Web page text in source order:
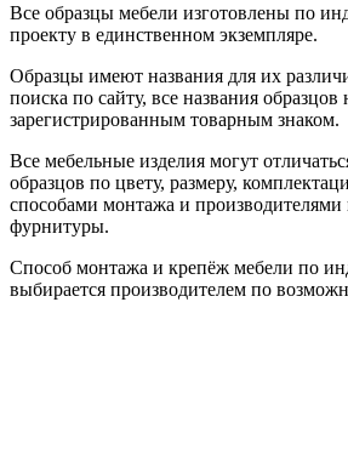
Все образцы мебели изготовлены по
проекту в единственном экземпляре.
Образцы имеют названия для их
поиска по сайту, все названия образцов
зарегистрированным товарным знаком.
Все мебельные изделия могут
образцов по цвету, размеру,
способами монтажа и
фурнитуры.
Способ монтажа и крепёж мебели по
выбирается производителем по